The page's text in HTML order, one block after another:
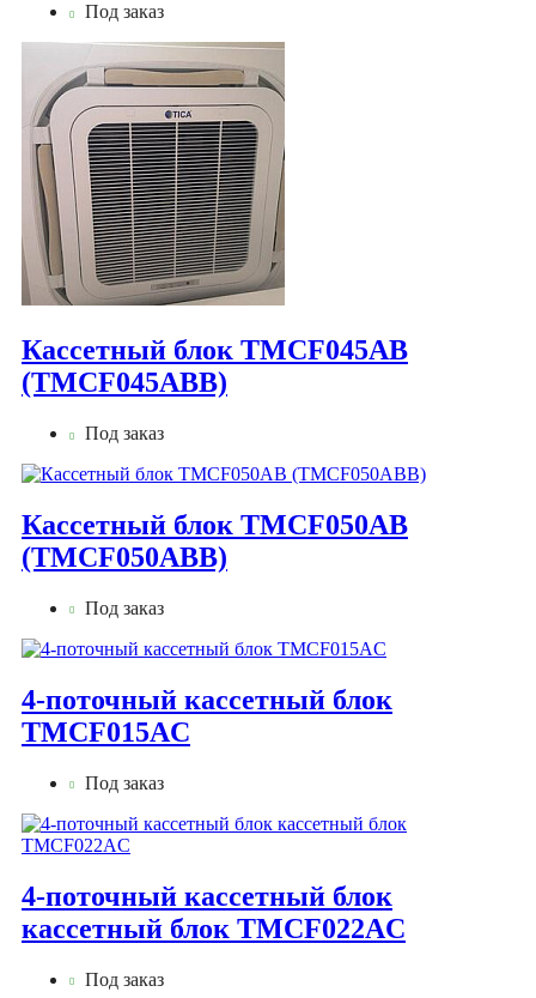
Под заказ
Кассетный блок TMCF045AB
(TMCF045ABB)
Под заказ
Кассетный блок TMCF050AB
(TMCF050ABB)
Под заказ
4-поточный кассетный блок
TMCF015AС
Под заказ
4-поточный кассетный блок
кассетный блок TMCF022AС
Под заказ